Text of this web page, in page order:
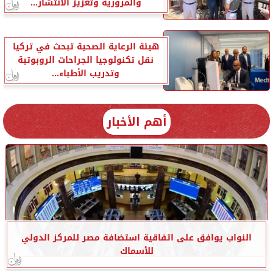
هيئة الرعاية الصحية تبحث في تركيا
نقل تكنولوجيا الجراحات الروبوتية
وتدريب الأطباء...
أهم الأخبار
النواب يوافق على اتفاقية استضافة مصر للمركز الدولي
للأسماك